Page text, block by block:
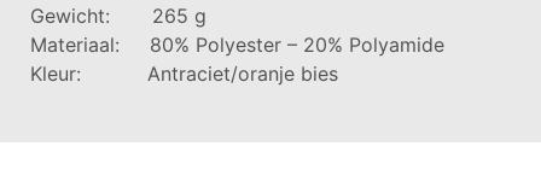
Gewicht: 265 g
Materiaal: 80% Polyester – 20% Polyamide
Kleur: Antraciet/oranje bies